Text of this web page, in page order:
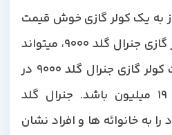
یک کولر گازی خوش قیمت
و با کیفیت را دارید کولر گازی جنرال گلد 9000، میتواند
انتخاب عالی باشد.قیمت کولر گازی جنرال گلد 9000 در
تخصصی دماجت 19 میلیون باشد. جنرال گلد
خانوائه ها و افراد نشان